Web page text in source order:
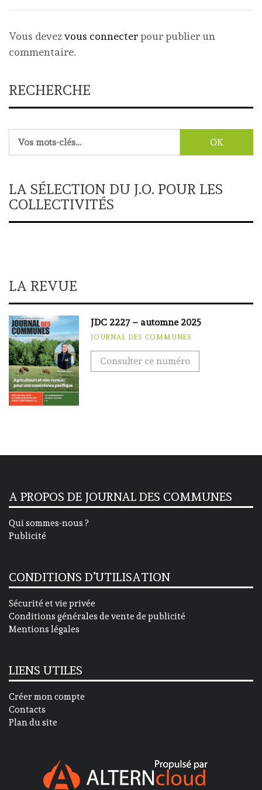
Vous devezvous connecterpour publier un
commentaire.
RECHERCHE
LA SÉLECTION DU J.O. POUR LES
COLLECTIVITÉS
LA REVUE
JDC 2227 – automne 2025
JOURNAL DES COMMUNES
Consulter ce numéro
A PROPOS DE JOURNAL DES COMMUNES
Qui sommes-nous ?
Publicité
CONDITIONS D’UTILISATION
Sécurité et vie privée
Conditions générales de vente de publicité
Mentions légales
LIENS UTILES
Créer mon compte
Contacts
Plan du site